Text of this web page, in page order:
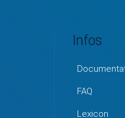
Infos
FAQ
Lexicon